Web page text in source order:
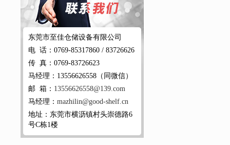
东莞市至佳仓储设备有限公司
电 话：0769-85317860 / 83726626
传 真：0769-83726623
马经理：13556626558（同微信）
邮 箱： 13556626558@139.com
马经理： mazhilin@good-shelf.cn
地址：东莞市横沥镇村头崇德路6
号C栋1楼